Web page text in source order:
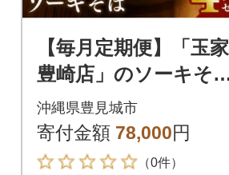
【毎月定期便】「玉家
豊崎店」のソーキそ
ば4食セット全6回
沖縄県豊見城市
寄付金額 78,000円
（0件）